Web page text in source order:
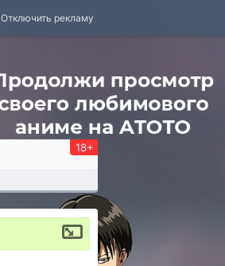
Отключить рекламу
18+